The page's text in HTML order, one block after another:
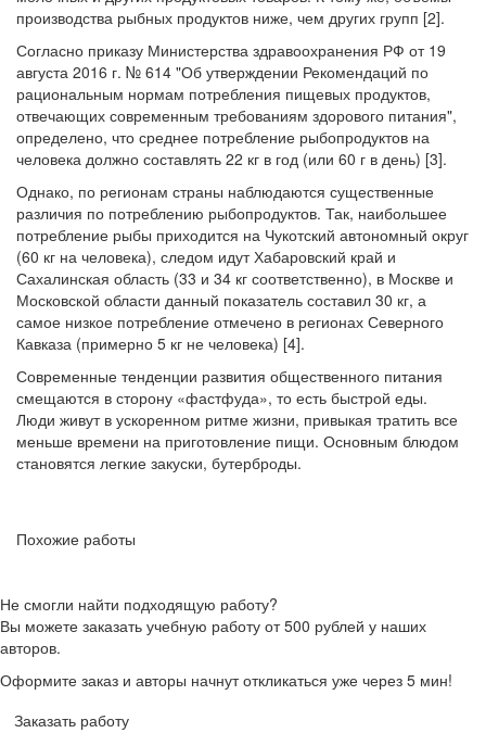
производства рыбных продуктов ниже, чем других групп [2].
Согласно приказу Министерства здравоохранения РФ от 19
августа 2016 г. № 614 "Об утверждении Рекомендаций по
рациональным нормам потребления пищевых продуктов,
отвечающих современным требованиям здорового питания",
определено, что среднее потребление рыбопродуктов на
человека должно составлять 22 кг в год (или 60 г в день) [3].
Однако, по регионам страны наблюдаются существенные
различия по потреблению рыбопродуктов. Так, наибольшее
потребление рыбы приходится на Чукотский автономный округ
(60 кг на человека), следом идут Хабаровский край и
Сахалинская область (33 и 34 кг соответственно), в Москве и
Московской области данный показатель составил 30 кг, а
самое низкое потребление отмечено в регионах Северного
Кавказа (примерно 5 кг не человека) [4].
Современные тенденции развития общественного питания
смещаются в сторону «фастфуда», то есть быстрой еды.
Люди живут в ускоренном ритме жизни, привыкая тратить все
меньше времени на приготовление пищи. Основным блюдом
становятся легкие закуски, бутерброды.
Похожие работы
Не смогли найти подходящую работу?
Вы можете заказать учебную работу от 500 рублей у наших
авторов.
Оформите заказ и авторы начнут откликаться уже через 5 мин!
Заказать работу